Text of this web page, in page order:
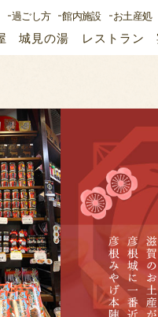
城見の湯 レストラン
過ごし方 館内施設 お土産処
日付未定
泊数
空室カレン